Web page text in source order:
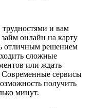
и вам
онлайн на карту
отличным решением
сложные
или ждать
Современные сервисы
получить
минут.